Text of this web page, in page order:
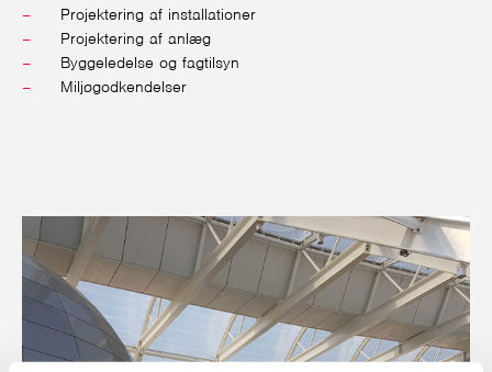
Projektering af installationer
Projektering af anlæg
Byggeledelse og fagtilsyn
Miljøgodkendelser